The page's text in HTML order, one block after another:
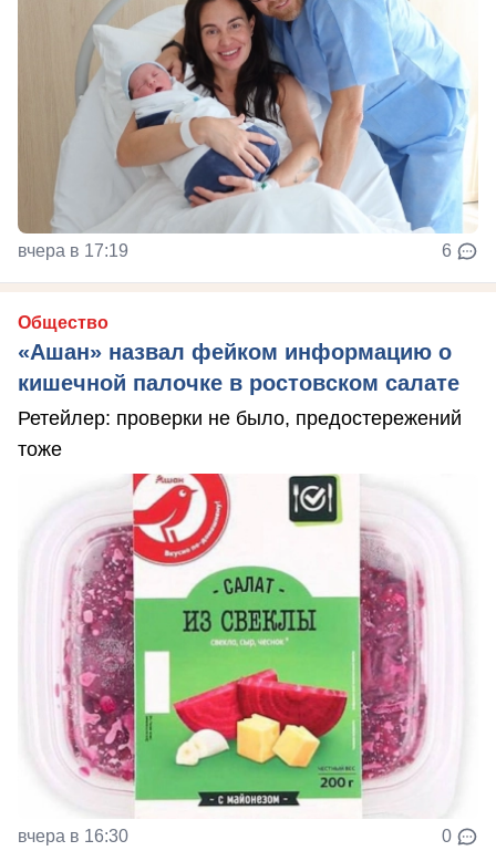
вчера в 17:19 6
Общество
«Ашан» назвал фейком информацию о
кишечной палочке в ростовском салате
Ретейлер: проверки не было, предостережений
тоже
вчера в 16:30 0